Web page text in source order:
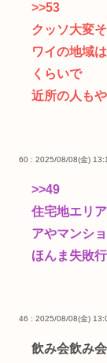
>>53
クッソ大変
ワイの地域
くらいで
近所の人も
60 : 2025/08/08(金)
>>49
住宅地エリ
アやマンシ
ほんま失敗
46 : 2025/08/08(金)
飲み会飲み